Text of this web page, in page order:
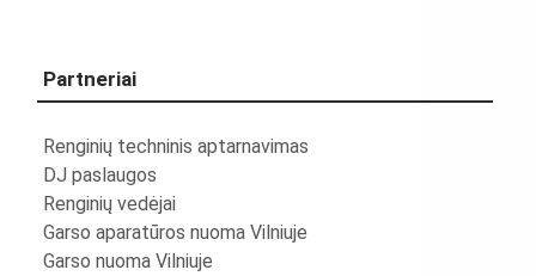
Partneriai
Renginių techninis aptarnavimas
DJ paslaugos
Renginių vedėjai
Garso aparatūros nuoma Vilniuje
Garso nuoma Vilniuje